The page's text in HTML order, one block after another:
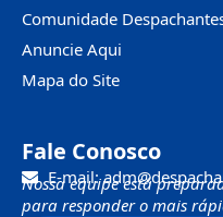
Comunidade
Anuncie Aqui
Mapa do Site
Fale Conosco
E-mail:
Nossa equipe está
para responder o mais